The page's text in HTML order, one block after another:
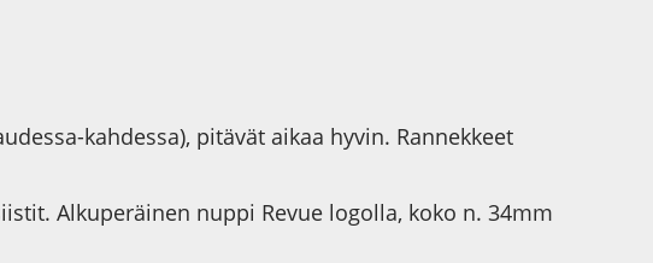
kahdessa), pitävät aikaa hyvin. Rannekkeet
Alkuperäinen nuppi Revue logolla, koko n. 34mm